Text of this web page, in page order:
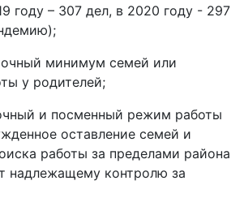
году – 307 дел, в 2020 году - 297
минимум семей или
у родителей;
и посменный режим работы
оставление семей и
работы за пределами района
надлежащему контролю за